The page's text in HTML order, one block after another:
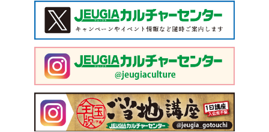
室が理由による受講料の返金は出来ません。
●体験前々日の19時(営業時間内)までにご連絡をいただいた場合は
キャンセル料は発生いたしませんが、営業時間終了後(19時以降)ま
ンセル料としてお支払い願います。
●参加人数が一定に満たない場合、体験を中止または延期すること
があります。